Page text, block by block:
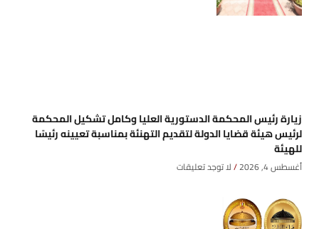
زيارة رئيس المحكمة الدستورية العليا وكامل تشكيل المحكمة
لرئيس هيئة قضايا الدولة لتقديم التهنئة بمناسبة تعيينه رئيسًا
للهيئة
أغسطس 4, 2026 لا توجد تعليقات